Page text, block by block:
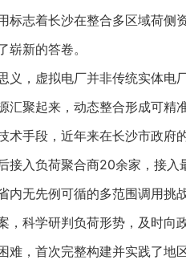
标志着长沙在整合多区域荷侧
崭新的答卷。
，虚拟电厂并非传统实体电厂
汇聚起来，动态整合形成可精
术手段，近年来在长沙市政府
接入负荷聚合商20余家，接入
无先例可循的多范围调用挑战
，科学研判负荷形势，及时向
难，首次完整构建并实践了地